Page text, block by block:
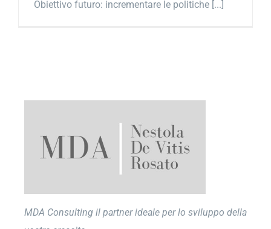
Obiettivo futuro: incrementare le politiche [...]
MDA Consulting il partner ideale per lo sviluppo della